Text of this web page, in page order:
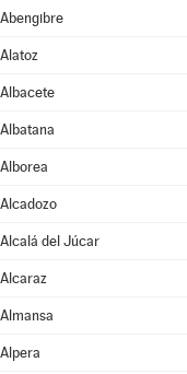
Abengibre
Alatoz
Albacete
Albatana
Alborea
Alcadozo
Alcalá del Júcar
Alcaraz
Almansa
Alpera